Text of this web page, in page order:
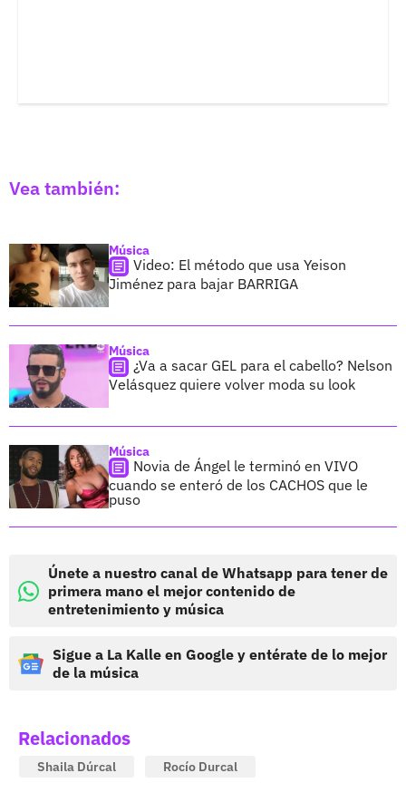
Vea también:
Música
Video: El método que usa Yeison
Jiménez para bajar BARRIGA
Música
¿Va a sacar GEL para el cabello? Nelson
Velásquez quiere volver moda su look
Música
Novia de Ángel le terminó en VIVO
cuando se enteró de los CACHOS que le
puso
Únete a nuestro canal de Whatsapp para tener de
primera mano el mejor contenido de
entretenimiento y música
Sigue a La Kalle en Google y entérate de lo mejor
de la música
Relacionados
Shaila Dúrcal Rocío Durcal